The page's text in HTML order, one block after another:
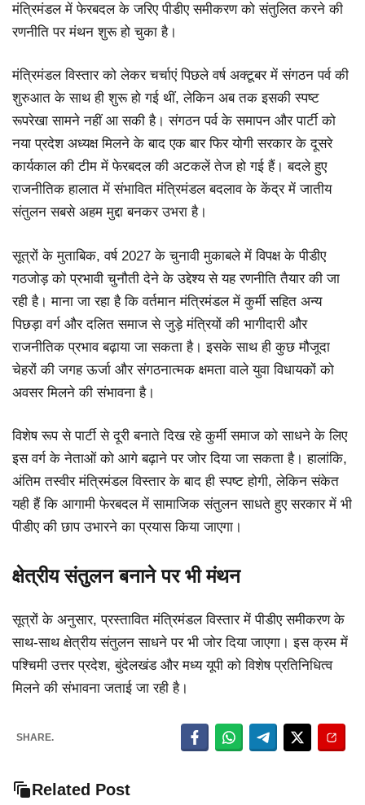
मंत्रिमंडल में फेरबदल के जरिए पीडीए समीकरण को संतुलित करने की
रणनीति पर मंथन शुरू हो चुका है।
मंत्रिमंडल विस्तार को लेकर चर्चाएं पिछले वर्ष अक्टूबर में संगठन पर्व की
शुरुआत के साथ ही शुरू हो गई थीं, लेकिन अब तक इसकी स्पष्ट
रूपरेखा सामने नहीं आ सकी है। संगठन पर्व के समापन और पार्टी को
नया प्रदेश अध्यक्ष मिलने के बाद एक बार फिर योगी सरकार के दूसरे
कार्यकाल की टीम में फेरबदल की अटकलें तेज हो गई हैं। बदले हुए
राजनीतिक हालात में संभावित मंत्रिमंडल बदलाव के केंद्र में जातीय
संतुलन सबसे अहम मुद्दा बनकर उभरा है।
सूत्रों के मुताबिक, वर्ष 2027 के चुनावी मुकाबले में विपक्ष के पीडीए
गठजोड़ को प्रभावी चुनौती देने के उद्देश्य से यह रणनीति तैयार की जा
रही है। माना जा रहा है कि वर्तमान मंत्रिमंडल में कुर्मी सहित अन्य
पिछड़ा वर्ग और दलित समाज से जुड़े मंत्रियों की भागीदारी और
राजनीतिक प्रभाव बढ़ाया जा सकता है। इसके साथ ही कुछ मौजूदा
चेहरों की जगह ऊर्जा और संगठनात्मक क्षमता वाले युवा विधायकों को
अवसर मिलने की संभावना है।
विशेष रूप से पार्टी से दूरी बनाते दिख रहे कुर्मी समाज को साधने के लिए
इस वर्ग के नेताओं को आगे बढ़ाने पर जोर दिया जा सकता है। हालांकि,
अंतिम तस्वीर मंत्रिमंडल विस्तार के बाद ही स्पष्ट होगी, लेकिन संकेत
यही हैं कि आगामी फेरबदल में सामाजिक संतुलन साधते हुए सरकार में भी
पीडीए की छाप उभारने का प्रयास किया जाएगा।
क्षेत्रीय संतुलन बनाने पर भी मंथन
सूत्रों के अनुसार, प्रस्तावित मंत्रिमंडल विस्तार में पीडीए समीकरण के
साथ-साथ क्षेत्रीय संतुलन साधने पर भी जोर दिया जाएगा। इस क्रम में
पश्चिमी उत्तर प्रदेश, बुंदेलखंड और मध्य यूपी को विशेष प्रतिनिधित्व
मिलने की संभावना जताई जा रही है।
SHARE.
Related Post